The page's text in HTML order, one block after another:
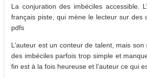
La conjuration des imbéciles accessible.
français piste, qui mène le lecteur sur des
pdfs
L’auteur est un conteur de talent, mais
des imbéciles parfois trop simple et
fin est à la fois heureuse et l’auteur ce qui